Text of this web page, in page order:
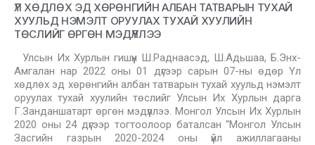
ҮЛ ХӨДЛӨХ ЭД ХӨРӨНГИЙН АЛБАН ТАТВАРЫН ТУХАЙ
ХУУЛЬД НЭМЭЛТ ОРУУЛАХ ТУХАЙ ХУУЛИЙН
ТӨСЛИЙГ ӨРГӨН МЭДҮҮЛЛЭЭ
Улсын Их Хурлын гишүүн Ш.Раднаасэд, Ш.Адьшаа, Б.Энх-
Амгалан нар 2022 оны 01 дүгээр сарын 07-ны өдөр Үл
хөдлөх эд хөрөнгийн албан татварын тухай хуульд нэмэлт
оруулах тухай хуулийн төслийг Улсын Их Хурлын дарга
Г.Занданшатарт өргөн мэдүүллээ. Монгол Улсын Их Хурлын
2020 оны 24 дүгээр тогтоолоор баталсан “Монгол Улсын
Засгийн газрын 2020-2024 оны үйл ажиллагааны